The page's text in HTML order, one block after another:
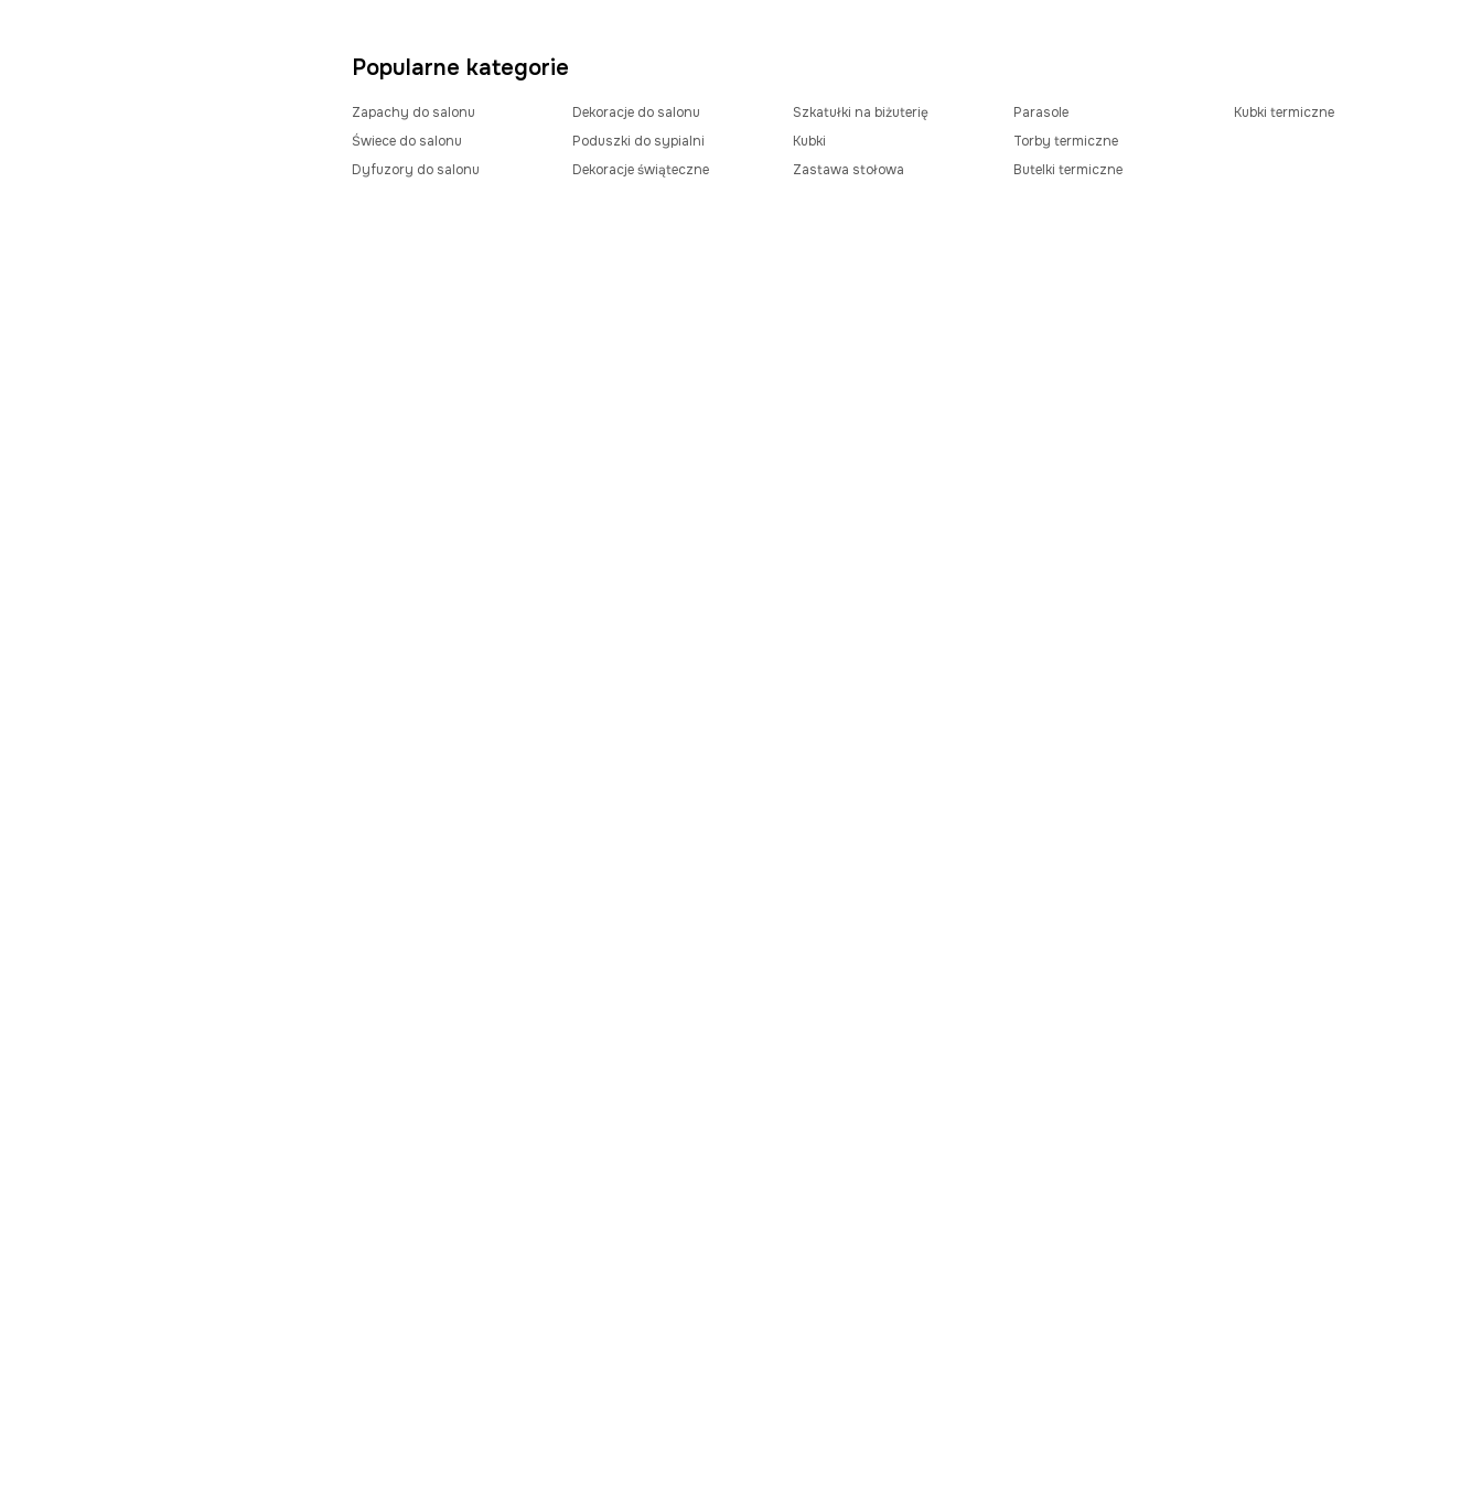
Popularne kategorie
Zapachy do salonu
Świece do salonu
Dyfuzory do salonu
Dekoracje do salonu
Poduszki do sypialni
Dekoracje świąteczne
Szkatułki na biżuterię
Kubki
Zastawa stołowa
Parasole
Torby termiczne
Butelki termiczne
Kubki termiczne